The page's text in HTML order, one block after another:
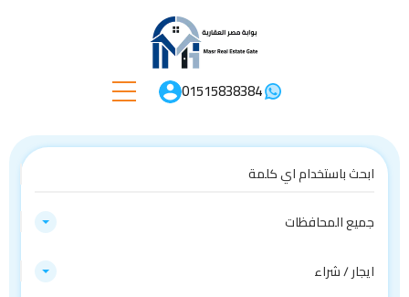
01515838384
جميع المحافظات
ايجار / شراء